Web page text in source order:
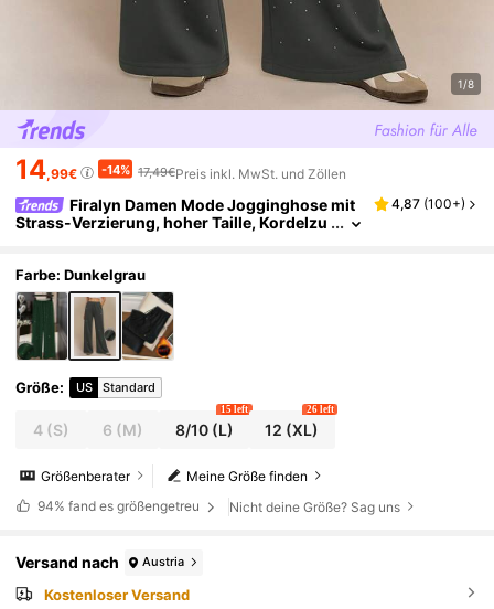
1/8
14,99€ -14% 17,49€Preis inkl. MwSt. und Zöllen
Firalyn Damen Mode Jogginghose mit
Strass-Verzierung, hoher Taille, Kordelzu
4,87 (100+)
Farbe: Dunkelgrau
Größe: US Standard
4 (S) 6 (M) 8/10(L)
15 left
12 (XL)
26 left
Meine Größe finden
Größenberater
94% fand es größengetreu Nicht deine Größe? Sag uns
Versand nach Austria
Kostenloser Versand